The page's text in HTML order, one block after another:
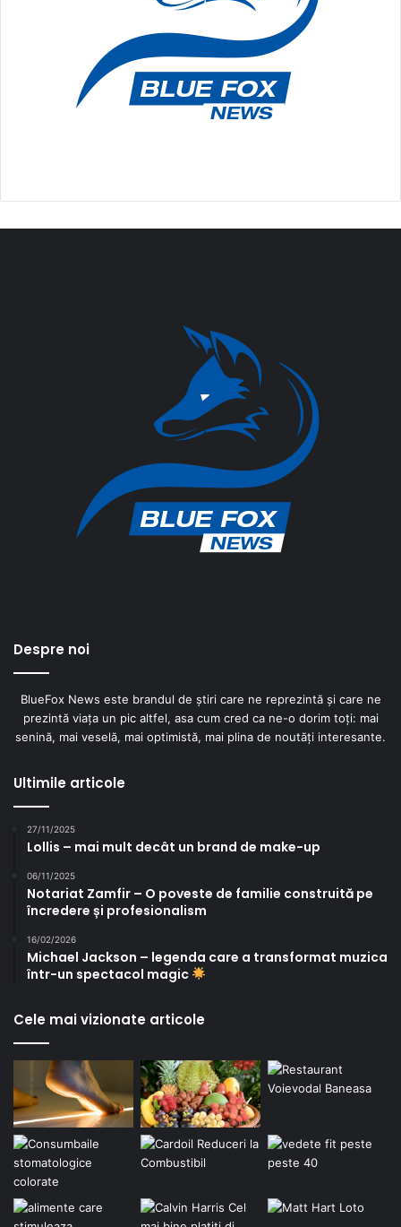
Despre noi
BlueFox News este brandul de știri care ne reprezintă și care ne
prezintă viața un pic altfel, asa cum cred ca ne-o dorim toți: mai
senină, mai veselă, mai optimistă, mai plina de noutăți interesante.
Ultimile articole
27/11/2025
Lollis – mai mult decât un brand de make-up
06/11/2025
Notariat Zamfir – O poveste de familie construită pe
încredere și profesionalism
16/02/2026
Michael Jackson – legenda care a transformat muzica
într-un spectacol magic
Cele mai vizionate articole